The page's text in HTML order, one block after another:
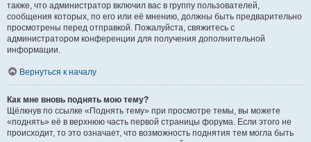
также, что администратор включил вас в группу пользователей,
сообщения которых, по его или её мнению, должны быть предварительно
просмотрены перед отправкой. Пожалуйста, свяжитесь с
администратором конференции для получения дополнительной
информации.
Вернуться к началу
Как мне вновь поднять мою тему?
Щёлкнув по ссылке «Поднять тему» при просмотре темы, вы можете
«поднять» её в верхнюю часть первой страницы форума. Если этого не
происходит, то это означает, что возможность поднятия тем могла быть